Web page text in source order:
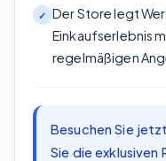
✓
Der Store legt
Einkaufserlebnis
regelmäßigen
Besuchen Sie
Sie die